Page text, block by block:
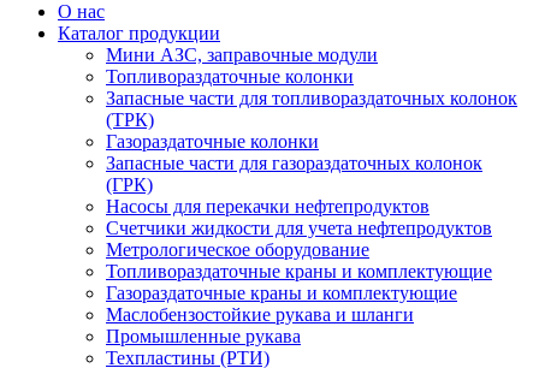
О нас
Каталог продукции
Мини АЗС, заправочные модули
Топливораздаточные колонки
Запасные части для топливораздаточных колонок
(ТРК)
Газораздаточные колонки
Запасные части для газораздаточных колонок
(ГРК)
Насосы для перекачки нефтепродуктов
Счетчики жидкости для учета нефтепродуктов
Метрологическое оборудование
Топливораздаточные краны и комплектующие
Газораздаточные краны и комплектующие
Маслобензостойкие рукава и шланги
Промышленные рукава
Техпластины (РТИ)